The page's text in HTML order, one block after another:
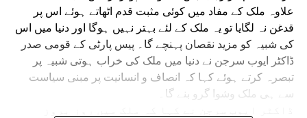
علاوہ ملک کے مفاد میں کوئی مثبت قدم اٹھاتے ہوئے اس پر
قدغن نہ لگایا تو یہ ملک کے لئے بہتر نہیں ہوگا اور دنیا میں اس
کی شبیہ کو مزید نقصان پہنچے گا۔ پیس پارٹی کے قومی صدر
ڈاکٹر ایوب سرجن نے دنیا میں ملک کی خراب ہوتی شبیہ پر
تبصرہ کرتے ہوئے کہا کہ انصاف و انسانیت پر مبنی سیاست
سے ہی ملک وشوا گرو بنے گا۔